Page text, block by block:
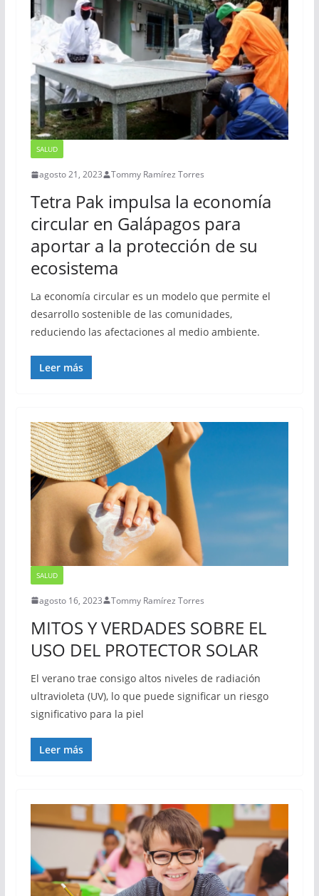
SALUD
agosto 21, 2023 Tommy Ramírez Torres
Tetra Pak impulsa la economía
circular en Galápagos para
aportar a la protección de su
ecosistema
La economía circular es un modelo que permite el
desarrollo sostenible de las comunidades,
reduciendo las afectaciones al medio ambiente.
Leer más
SALUD
agosto 16, 2023 Tommy Ramírez Torres
MITOS Y VERDADES SOBRE EL
USO DEL PROTECTOR SOLAR
El verano trae consigo altos niveles de radiación
ultravioleta (UV), lo que puede significar un riesgo
significativo para la piel
Leer más